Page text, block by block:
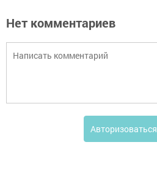
Нет комментариев
Авторизоваться